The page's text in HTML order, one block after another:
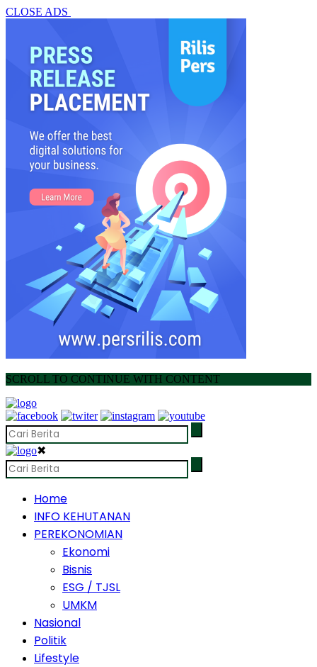
CLOSE ADS
SCROLL TO CONTINUE WITH CONTENT
✖
Home
INFO KEHUTANAN
PEREKONOMIAN
Ekonomi
Bisnis
ESG / TJSL
UMKM
Nasional
Politik
Lifestyle